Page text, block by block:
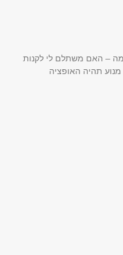
– האם משתלם לי לקנות
תהיה האופציה